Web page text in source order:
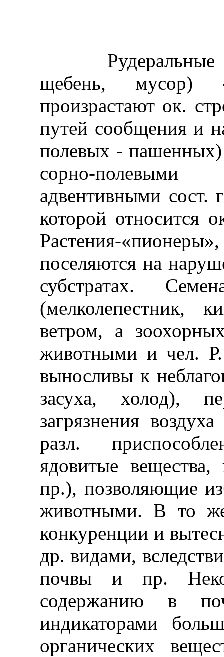
Рудеральные
щебень, мусор)
произрастают ок.
путей сообщения и
полевых - пашенных)
сорно-
адвентивными сост.
которой относится
Растения-
поселяются на
субстратах.
(мелколепестник,
ветром, а
животными и чел.
выносливы к
засуха, холод),
загрязнения
разл.
ядовитые
пр.), позволяющие
животными. В то
конкуренции и
др. видами,
почвы и пр.
содержанию в
индикаторами
органических